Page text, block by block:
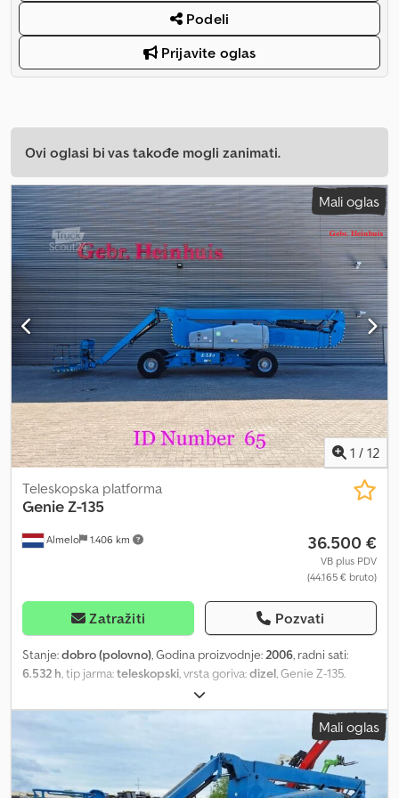
Podeli
Prijavite oglas
Ovi oglasi bi vas takođe mogli zanimati.
Mali oglas
1 / 12
Almelo 1.406 km
Teleskopska platforma
GenieZ-135
36.500 €
VB plus PDV
(44.165 € bruto)
Zatražiti Pozvati
Stanje:dobro (polovno), Godina proizvodnje: 2006, radni sati:
6.532 h , tip jarma:teleskopski , vrsta goriva:dizel , Genie Z-135.
Godina proizvodnje: 2006. Modelna godina: 2007. Radni sati: 6532.
Težina: 20.268 kg. CE mašina. Dedpfozr Nynjx Al Dewa Maksimalni
kapacitet korpe: 272 kg / 2 osobe + 92 kg. Maksimalna bočna sila:
400 N. Maksimalna brzina vetra: 12,5 m/s. Maksimalni dozvoljeni
nagib: 45%. Maksimalna visina platforme: 41,15 metara. Maksimalna
radna visina: 43,15 metara. Maksimalni doseg: 21,26 metara. 77 KS /
Mali oglas